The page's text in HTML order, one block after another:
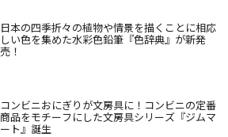
日本の四季折々の植物や情景を描くことに相応
しい色を集めた水彩色鉛筆『色辞典』が新発
売！
コンビニおにぎりが文房具に！コンビニの定番
商品をモチーフにした文房具シリーズ『ジムマ
ート』誕生